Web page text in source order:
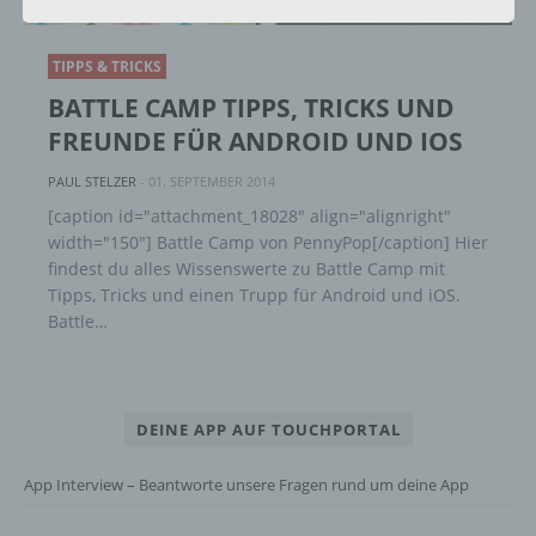
TIPPS & TRICKS
BATTLE CAMP TIPPS, TRICKS UND
FREUNDE FÜR ANDROID UND IOS
PAUL STELZER - 01. SEPTEMBER 2014
[caption id="attachment_18028" align="alignright"
width="150"] Battle Camp von PennyPop[/caption] Hier
findest du alles Wissenswerte zu Battle Camp mit
Tipps, Tricks und einen Trupp für Android und iOS.
Battle…
DEINE APP AUF TOUCHPORTAL
App Interview – Beantworte unsere Fragen rund um deine App
Begriffsbestimmungen
Die Datenschutzerklärung beruht auf den
Richtlinien- und Verordnungsgeber beim Erlass
der Datenschutz-Grundverordnung (DS-GVO)
verwendet wurden. Unsere Datenschutzerklärung
soll sowohl für die Öffentlichkeit als auch für
unsere Kunden und Geschäftspartner einfach
Wir verwenden in dieser Datenschutzerklärung